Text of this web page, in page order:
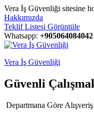
Vera İş Güvenliği sitesine
Hakkımızda
Teklif Listesi Görüntüle
Whatsapp: +905064084042
Vera İş Güvenliği
Güvenli
Departmana Göre Alışveriş